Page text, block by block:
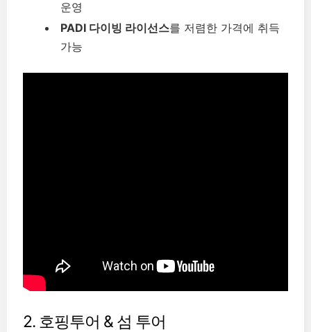
운영
PADI 다이빙 라이선스를 저렴한 가격에 취득
가능
2. 호핑투어 & 섬 투어